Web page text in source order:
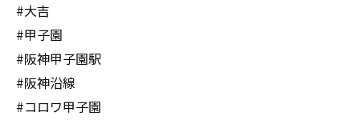
#大吉
#甲子園
#阪神甲子園駅
#阪神沿線
#コロワ甲子園